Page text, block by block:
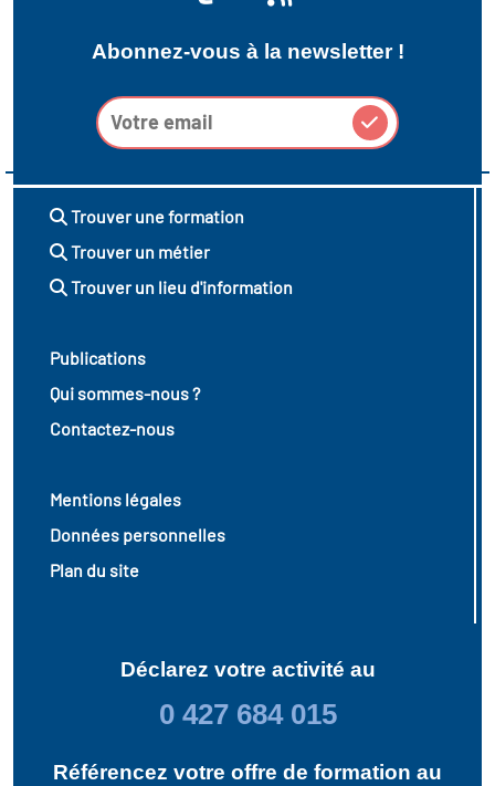
Abonnez-vous à la newsletter !
Trouver une formation
Trouver un métier
Trouver un lieu d'information
Publications
Qui sommes-nous ?
Contactez-nous
Mentions légales
Données personnelles
Plan du site
Déclarez votre activité au
0 427 684 015
Référencez votre offre de formation au